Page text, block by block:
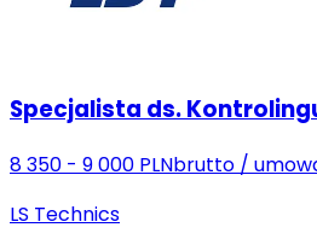
Specjalista ds.
8 350 - 9 000 PLNbrutto /
LS Technics